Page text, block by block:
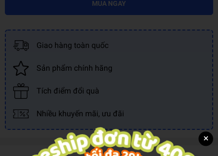
MUA NGAY
Giao hàng toàn quốc
Sản phẩm chính hãng
Tích điểm đổi quà
Nhiều khuyến mãi, ưu đãi
×